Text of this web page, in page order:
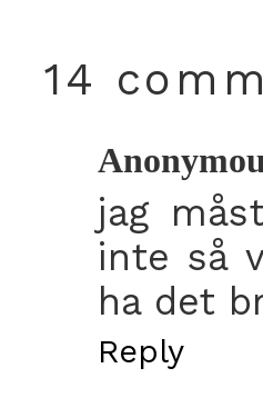
14
jag
inte så
ha det
Reply